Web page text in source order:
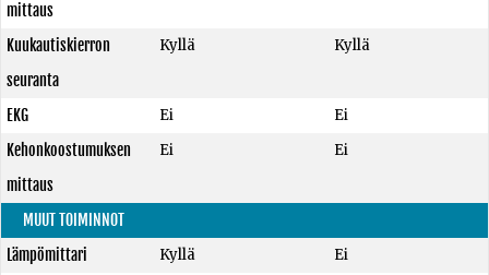
mittaus
Kuukautiskierron
seuranta
Kyllä Kyllä
EKG Ei
Ei
Kehonkoostumuksen
mittaus
Ei Ei
MUUT TOIMINNOT
Lämpömittari
Kyllä
Ei